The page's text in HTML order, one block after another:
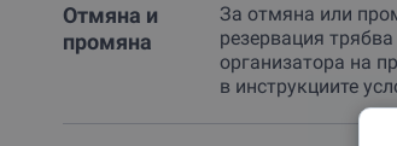
Отмяна и
промяна
За отмяна или
резервация
организатора на
в инструкциите